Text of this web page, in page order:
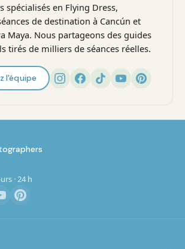
spécialisés en Flying Dress,
de destination à Cancún et
Maya. Nous partageons des guides
tirés de milliers de séances réelles.
l'équipe
· 24 h